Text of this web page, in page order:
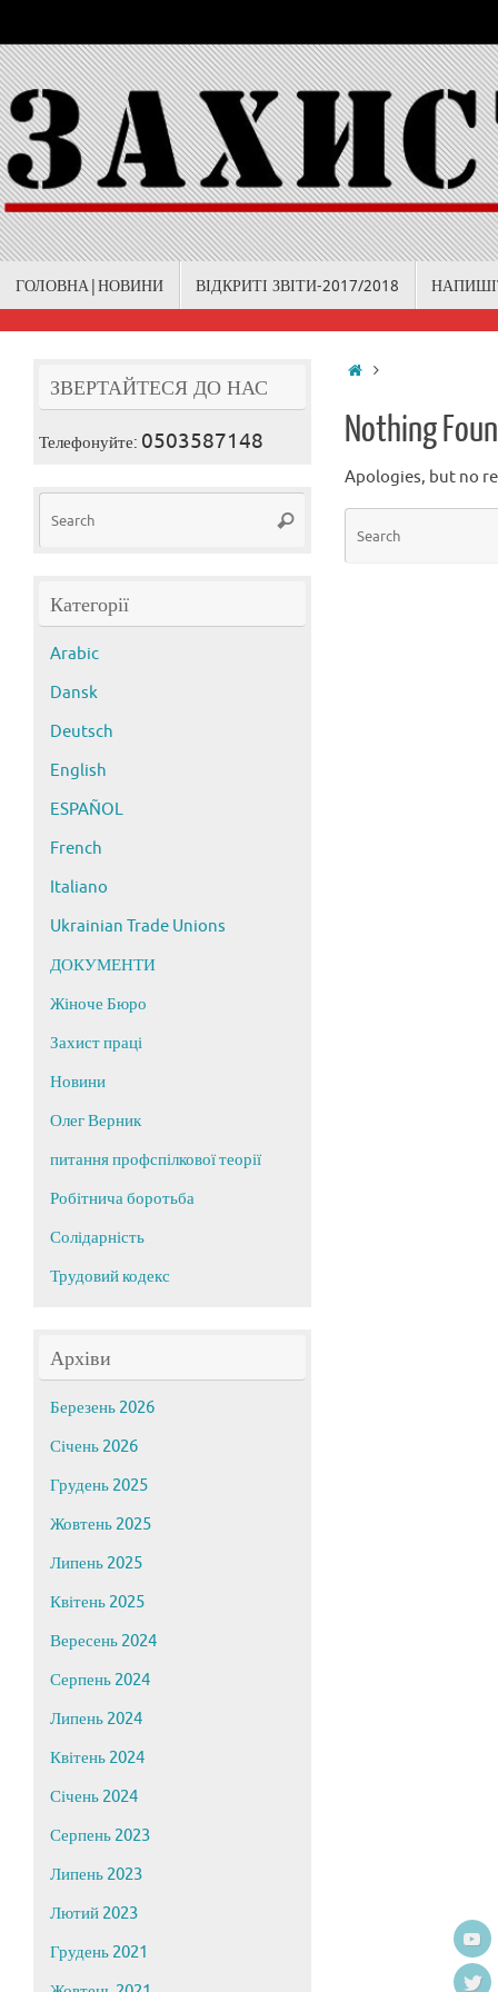
to
content
ГОЛОВНА|НОВИНИ ВІДКРИТІ ЗВІТИ-2017/2018
Home
Nothing
Apologies, but no
ЗВЕРТАЙТЕСЯ ДО НАС
Телефонуйте: 0503587148
Search
Search
Категорії
Arabic
Dansk
Deutsch
English
ESPAÑOL
French
Italiano
Ukrainian Trade Unions
ДОКУМЕНТИ
Жіноче Бюро
Захист праці
Новини
Олег Верник
питання профспілкової теорії
Робітнича боротьба
Солідарність
Трудовий кодекс
Архіви
Березень 2026
Січень 2026
Грудень 2025
Жовтень 2025
Липень 2025
Квітень 2025
Вересень 2024
Серпень 2024
Липень 2024
Квітень 2024
Січень 2024
Серпень 2023
Липень 2023
Лютий 2023
Грудень 2021